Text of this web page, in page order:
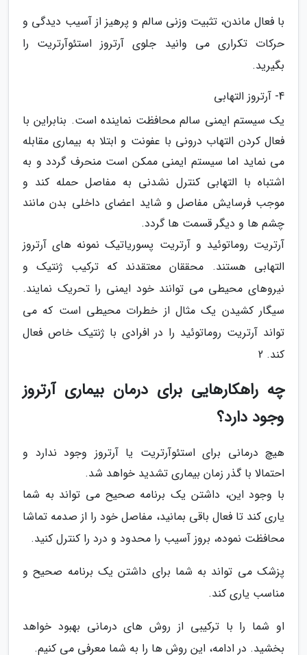
با فعال ماندن، تثبیت وزنی سالم و پرهیز از آسیب دیدگی و
حرکات تکراری می وانید جلوی آرتروز استئوآرتریت را
بگیرید.
4- آرتروز التهابی
یک سیستم ایمنی سالم محافظت نماینده است. بنابراین با
فعال کردن التهاب درونی با عفونت و ابتلا به بیماری مقابله
می نماید اما سیستم ایمنی ممکن است منحرف گردد و به
اشتباه با التهابی کنترل نشدنی به مفاصل حمله کند و
موجب فرسایش مفاصل و شاید اعضای داخلی بدن مانند
چشم ها و دیگر قسمت ها گردد.
آرتریت روماتوئید و آرتریت پسوریاتیک نمونه های آرتروز
التهابی هستند. محققان معتقدند که ترکیب ژنتیک و
نیروهای محیطی می توانند خود ایمنی را تحریک نمایند.
سیگار کشیدن یک مثال از خطرات محیطی است که می
تواند آرتریت روماتوئید را در افرادی با ژنتیک خاص فعال
کند. 2
چه راهکارهایی برای درمان بیماری آرتروز
وجود دارد؟
هیچ درمانی برای استئوآرتریت یا آرتروز وجود ندارد و
احتمالا با گذر زمان بیماری تشدید خواهد شد.
با وجود این، داشتن یک برنامه صحیح می تواند به شما
یاری کند تا فعال باقی بمانید، مفاصل خود را از صدمه تماشا
محافظت نموده، بروز آسیب را محدود و درد را کنترل کنید.
پزشک می تواند به شما برای داشتن یک برنامه صحیح و
مناسب یاری کند.
او شما را با ترکیبی از روش های درمانی بهبود خواهد
بخشید. در ادامه، این روش ها را به شما معرفی می کنیم.